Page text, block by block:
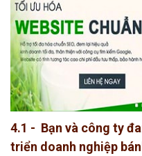
4.1 - Bạn và công ty
triển doanh nghiệp